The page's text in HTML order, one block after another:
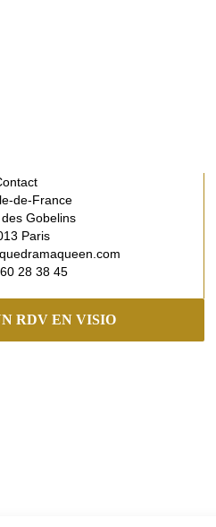
de-France
Gobelins
Paris
28 38 45
RDV EN VISIO